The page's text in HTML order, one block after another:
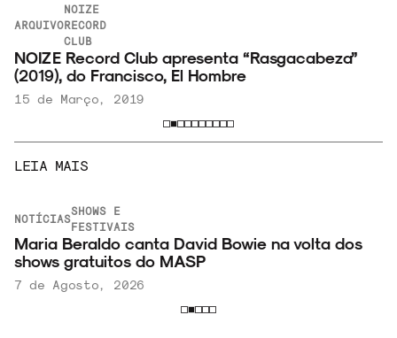
ARQUIVO
NOIZE
RECORD
CLUB
NOIZE Record Club apresenta “Rasgacabeza”
(2019), do Francisco, El Hombre
15 de Março, 2019
LEIA MAIS
NOTÍCIAS
SHOWS E
FESTIVAIS
Maria Beraldo canta David Bowie na volta dos
shows gratuitos do MASP
7 de Agosto, 2026